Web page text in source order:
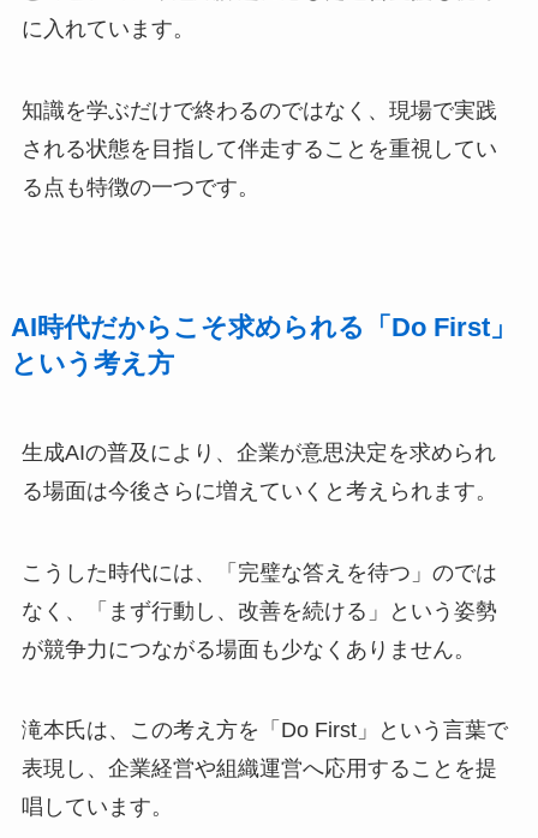
に入れています。
知識を学ぶだけで終わるのではなく、現場で実践
される状態を目指して伴走することを重視してい
る点も特徴の一つです。
AI時代だからこそ求められる「Do First」
という考え方
生成AIの普及により、企業が意思決定を求められ
る場面は今後さらに増えていくと考えられます。
こうした時代には、「完璧な答えを待つ」のでは
なく、「まず行動し、改善を続ける」という姿勢
が競争力につながる場面も少なくありません。
滝本氏は、この考え方を「Do First」という言葉で
表現し、企業経営や組織運営へ応用することを提
唱しています。